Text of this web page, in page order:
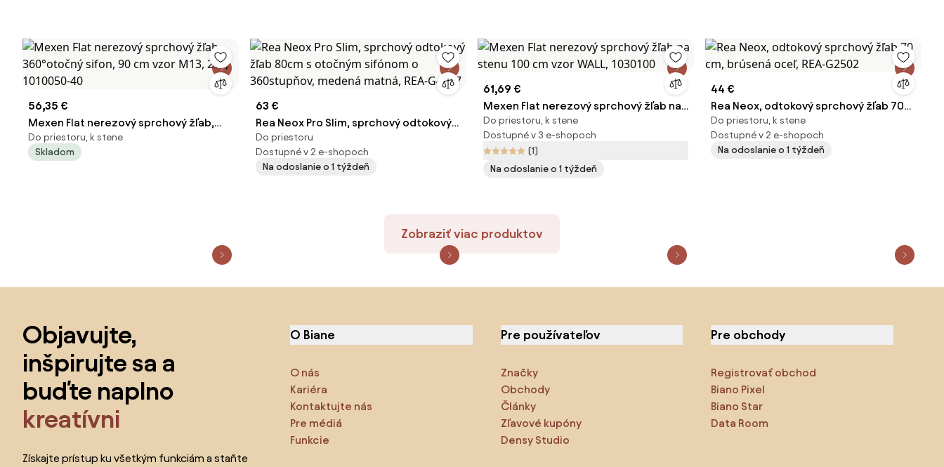
56,35 €
Mexen Flat nerezový sprchový žľab,
360°otočný sifon, 90 cm vzor M13, 2v1,
1010050-40
Do priestoru, k stene
Skladom
63 €
Rea Neox Pro Slim, sprchový odtokový
žľab 80cm s otočným sifónom o
360stupňov, medená matná, REA-
G4807
Do priestoru
Dostupné v 2 e-shopoch
Na odoslanie o 1 týždeň
61,69 €
Mexen Flat nerezový sprchový žľab na
stenu 100 cm vzor WALL, 1030100
Do priestoru, k stene
Dostupné v 3 e-shopoch
(1)
Na odoslanie o 1 týždeň
44 €
Rea Neox, odtokový sprchový žľab 70
cm, brúsená oceľ, REA-G2502
Do priestoru, k stene
Dostupné v 2 e-shopoch
Na odoslanie o 1 týždeň
Zobraziť viac produktov
Objavujte,
inšpirujte sa a
buďte naplno
kreatívni
Získajte prístup ku všetkým funkciám a staňte
O Biane
O nás
Kariéra
Kontaktujte nás
Pre médiá
Funkcie
Pre používateľov
Značky
Obchody
Články
Zľavové kupóny
Densy Studio
Pre obchody
Registrovať obchod
Biano Pixel
Biano Star
Data Room